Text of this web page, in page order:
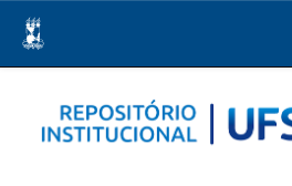
navigation